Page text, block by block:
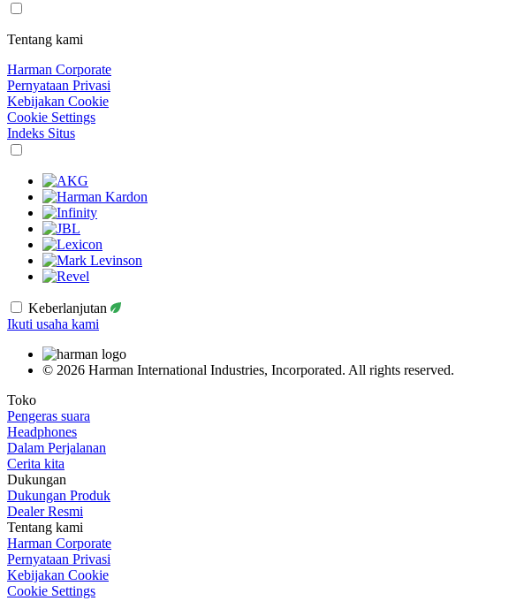
Tentang kami
Harman Corporate
Pernyataan Privasi
Kebijakan Cookie
Cookie Settings
Indeks Situs
Keberlanjutan
Ikuti usaha kami
© 2026 Harman International Industries, Incorporated. All rights reserved.
Toko
Pengeras suara
Headphones
Dalam Perjalanan
Cerita kita
Dukungan
Dukungan Produk
Dealer Resmi
Tentang kami
Harman Corporate
Pernyataan Privasi
Kebijakan Cookie
Cookie Settings